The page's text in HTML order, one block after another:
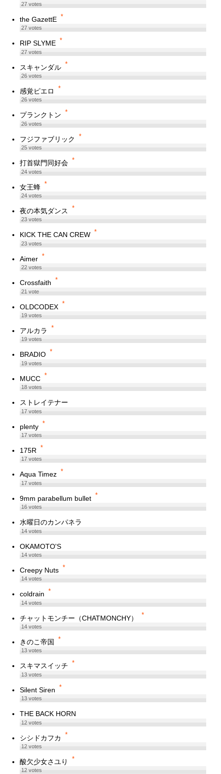
27votes
the GazettE *
27votes
RIP SLYME *
27votes
スキャンダル *
26votes
感覚ピエロ *
26votes
プランクトン *
26votes
フジファブリック *
25votes
打首獄門同好会 *
24votes
女王蜂 *
24votes
夜の本気ダンス *
23votes
KICK THE CAN CREW *
23votes
Aimer *
22votes
Crossfaith *
21vote
OLDCODEX *
19votes
アルカラ *
19votes
BRADIO *
19votes
MUCC *
18votes
ストレイテナー
17votes
plenty *
17votes
175R *
17votes
Aqua Timez *
17votes
9mm parabellum bullet *
16votes
水曜日のカンパネラ
14votes
OKAMOTO'S
14votes
Creepy Nuts *
14votes
coldrain *
14votes
チャットモンチー（CHATMONCHY） *
14votes
きのこ帝国 *
13votes
スキマスイッチ *
13votes
Silent Siren *
13votes
THE BACK HORN
12votes
シシドカフカ *
12votes
酸欠少女さユり *
12votes